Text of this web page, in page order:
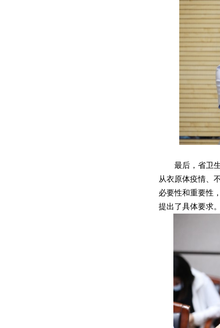
最后，省卫
从衣原体疫情、
必要性和重要性
提出了具体要求